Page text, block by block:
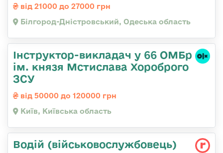
від 21000 до 27000 грн
Білгород-Дністровський, Одеська область
Інструктор-викладач у 66 ОМБр
ім. князя Мстислава Хороброго
ЗСУ
від 50000 до 120000 грн
Київ, Київська область
Водій (військовослужбовець)